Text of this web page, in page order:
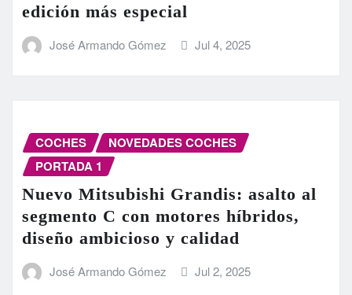
edición más especial
José Armando Gómez Jul 4, 2025
COCHES
NOVEDADES COCHES
PORTADA 1
Nuevo Mitsubishi Grandis: asalto al
segmento C con motores híbridos,
diseño ambicioso y calidad
José Armando Gómez Jul 2, 2025